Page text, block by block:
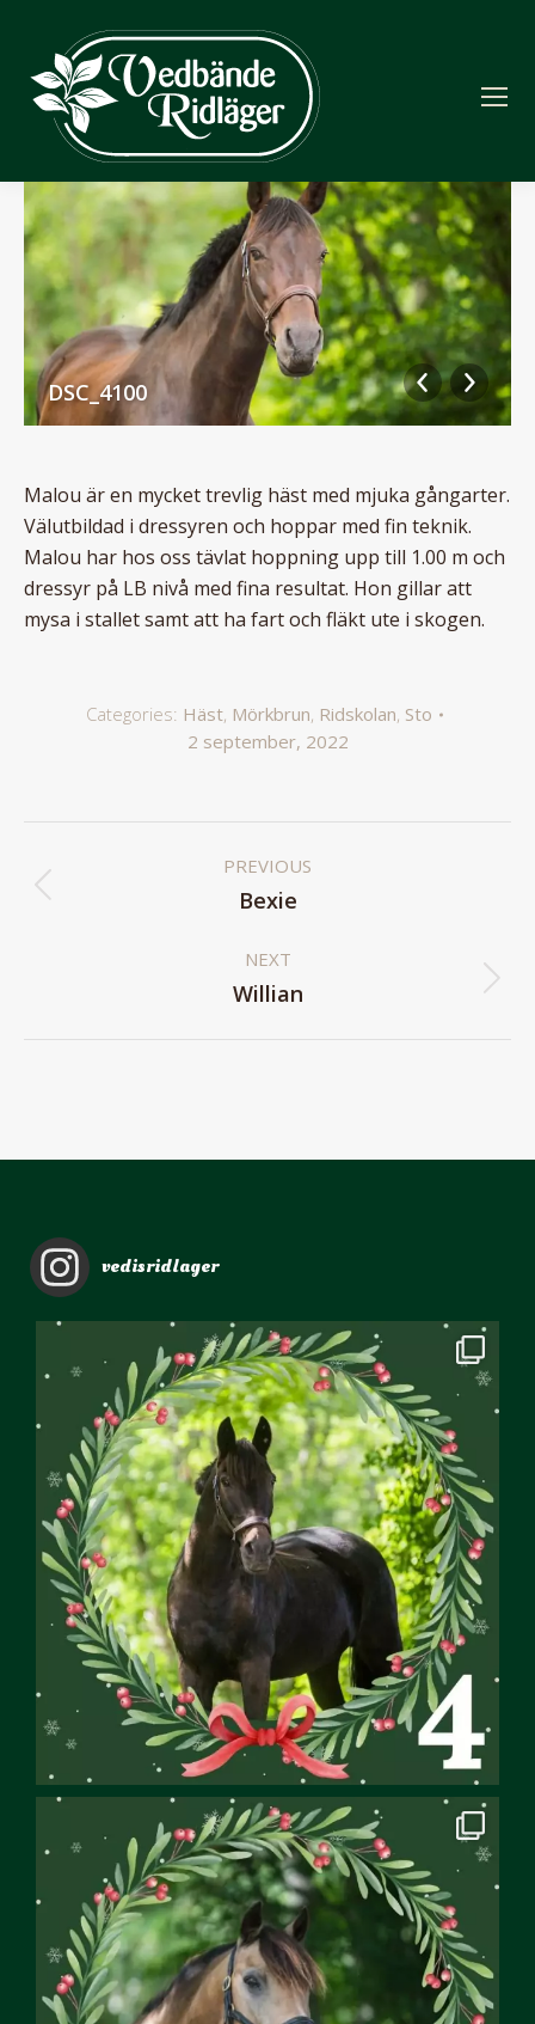
DSC_4100
Malou är en mycket trevlig häst med mjuka gångarter.
Välutbildad i dressyren och hoppar med fin teknik.
Malou har hos oss tävlat hoppning upp till 1.00 m och
dressyr på LB nivå med fina resultat. Hon gillar att
mysa i stallet samt att ha fart och fläkt ute i skogen.
Categories: Häst, Mörkbrun, Ridskolan, Sto
2 september, 2022
navigation
PREVIOUS
Previous
Bexie
NEXT
Next
Willian
vedisridlager